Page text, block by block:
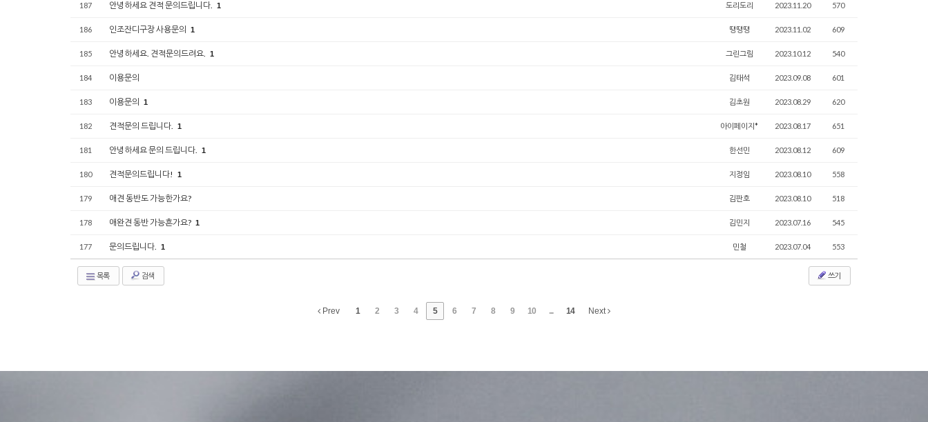
187 안녕하세요 견적 문의드립니다. 1 도리도리 2023.11.20 570
186 인조잔디구장 사용문의 1 땡땡땡 2023.11.02 609
185 안녕하세요. 견적문의드려요. 1 그린그림 2023.10.12 540
184 이용문의 김태석 2023.09.08 601
183 이용문의 1 김초원 2023.08.29 620
182 견적문의 드립니다. 1 아이페이지* 2023.08.17 651
181 안녕하세요 문의 드립니다. 1 한선민 2023.08.12 609
180 견적문의드립니다! 1 지정임 2023.08.10 558
179 애견 동반도 가능한가요? 김판호 2023.08.10 518
178 애완견 동반 가능흔가요? 1 김민지 2023.07.16 545
177 문의드립니다. 1 민철 2023.07.04 553
목록 검색 쓰기
Prev 1 2 3 4 5 6 7 8 9 10 ... 14 Next